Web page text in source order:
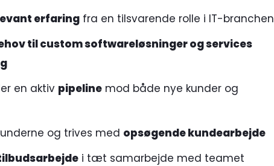
erfaring fra en tilsvarende rolle i IT-branchen
til custom softwareløsninger og services
en aktiv pipeline mod både nye kunder og
og trives med opsøgende kundearbejde
i tæt samarbejde med teamet